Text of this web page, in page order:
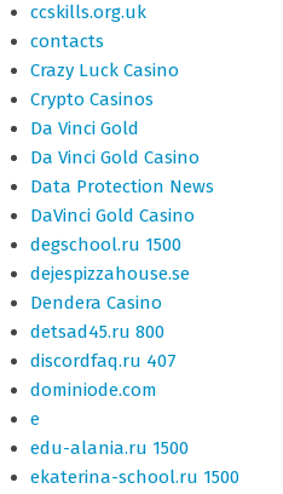
ccskills.org.uk
contacts
Crazy Luck Casino
Crypto Casinos
Da Vinci Gold
Da Vinci Gold Casino
Data Protection News
DaVinci Gold Casino
degschool.ru 1500
dejespizzahouse.se
Dendera Casino
detsad45.ru 800
discordfaq.ru 407
dominiode.com
e
edu-alania.ru 1500
ekaterina-school.ru 1500